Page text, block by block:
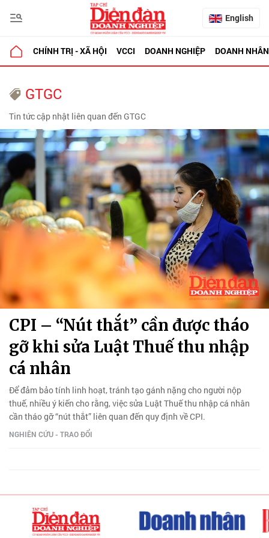
English
CHÍNH TRỊ - XÃ HỘI VCCI DOANH NGHIỆP DOANH NHÂN
GTGC
Tin tức cập nhật liên quan đến GTGC
CPI – “Nút thắt” cần được tháo
gỡ khi sửa Luật Thuế thu nhập
cá nhân
Để đảm bảo tính linh hoạt, tránh tạo gánh nặng cho người nộp
thuế, nhiều ý kiến cho rằng, việc sửa Luật Thuế thu nhập cá nhân
cần tháo gỡ “nút thắt” liên quan đến quy định về CPI.
NGHIÊN CỨU - TRAO ĐỔI